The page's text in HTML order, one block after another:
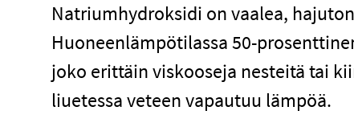
Natriumhydroksidi on vaalea,
Huoneenlämpötilassa 50-
joko erittäin viskooseja nesteitä tai
liuetessa veteen vapautuu lämpöä.